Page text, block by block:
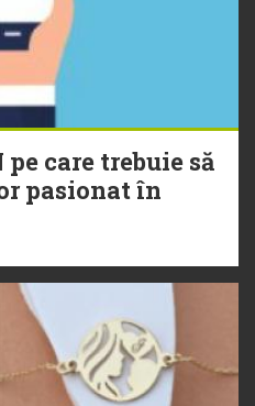
care trebuie să
pasionat în